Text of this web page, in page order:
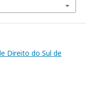
Direito do Sul de